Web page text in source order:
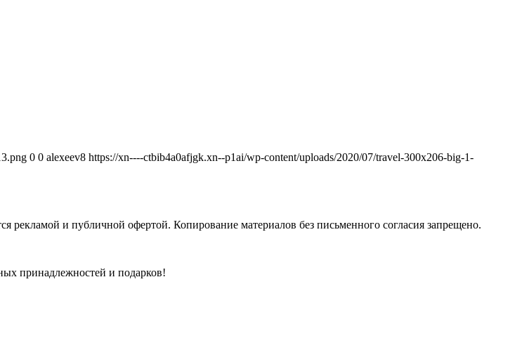
0 0 alexeev8 https://xn----ctbib4a0afjgk.xn--p1ai/wp-content/uploads/2020/07/travel-300x206-big-1-
и публичной офертой. Копирование материалов без письменного согласия запрещено.
принадлежностей и подарков!